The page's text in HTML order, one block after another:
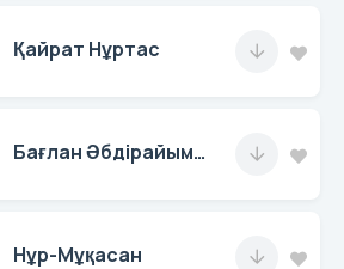
Қайрат Нұртас
Бағлан Əбдірайымов
Нұр-Мұқасан